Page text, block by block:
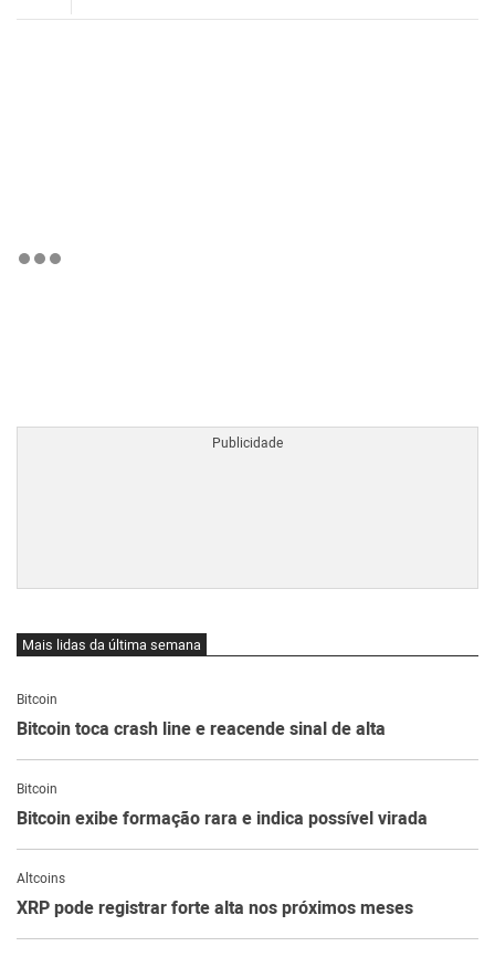
Mais lidas da última semana
Bitcoin
Bitcoin toca crash line e reacende sinal de alta
Bitcoin
Bitcoin exibe formação rara e indica possível virada
Altcoins
XRP pode registrar forte alta nos próximos meses